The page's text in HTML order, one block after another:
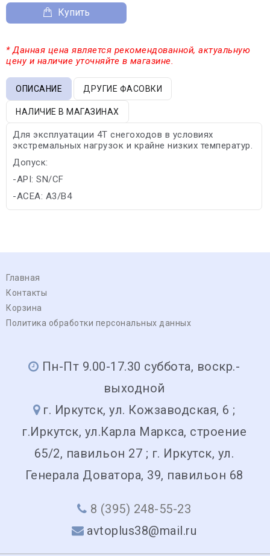
Купить
* Данная цена является рекомендованной, актуальную
цену и наличие уточняйте в магазине.
ОПИСАНИЕ ДРУГИЕ ФАСОВКИ
НАЛИЧИЕ В МАГАЗИНАХ
Для эксплуатации 4Т снегоходов в условиях
экстремальных нагрузок и крайне низких температур.
Допуск:
-API: SN/CF
-ACEA: A3/B4
Главная
Контакты
Корзина
Политика обработки персональных данных
Пн-Пт 9.00-17.30 суббота, воскр.-
выходной
г. Иркутск, ул. Кожзаводская, 6 ;
г.Иркутск, ул.Карла Маркса, строение
65/2, павильон 27 ; г. Иркутск, ул.
Генерала Доватора, 39, павильон 68
8 (395) 248-55-23
avtoplus38@mail.ru